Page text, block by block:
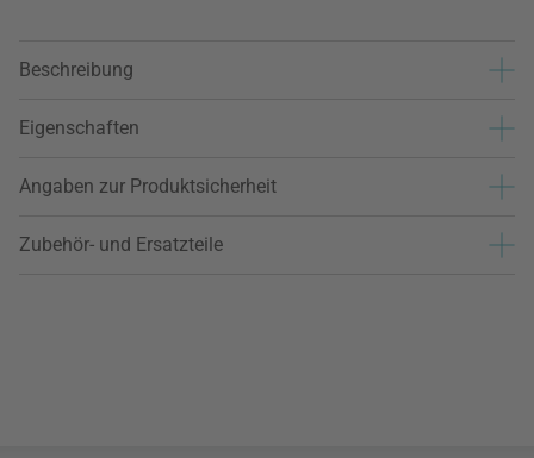
Beschreibung
Eigenschaften
Angaben zur Produktsicherheit
Zubehör- und Ersatzteile